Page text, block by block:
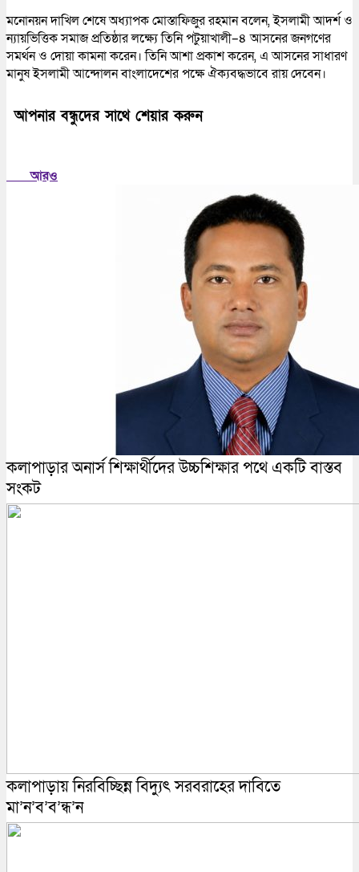
মনোনয়ন দাখিল শেষে অধ্যাপক মোস্তাফিজুর রহমান বলেন, ইসলামী আদর্শ ও
ন্যায়ভিত্তিক সমাজ প্রতিষ্ঠার লক্ষ্যে তিনি পটুয়াখালী–৪ আসনের জনগণের
সমর্থন ও দোয়া কামনা করেন। তিনি আশা প্রকাশ করেন, এ আসনের সাধারণ
মানুষ ইসলামী আন্দোলন বাংলাদেশের পক্ষে ঐক্যবদ্ধভাবে রায় দেবেন।
আপনার বন্ধুদের সাথে শেয়ার করুন
আরও
কলাপাড়ার অনার্স শিক্ষার্থীদের উচ্চশিক্ষার পথে একটি বাস্তব
সংকট
কলাপাড়ায় নিরবিচ্ছিন্ন বিদ্যুৎ সরবরাহের দাবিতে
মা’ন’ব’ব’ন্ধ’ন